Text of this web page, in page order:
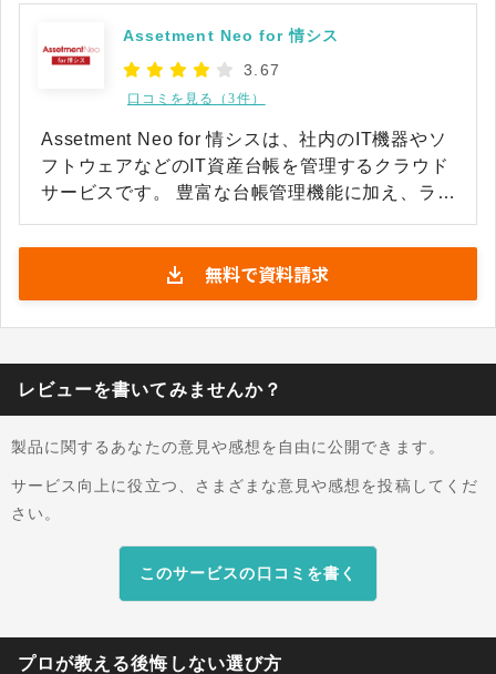
Assetment Neo for 情シス
3.67
口コミを見る（3件）
Assetment Neo for 情シスは、社内のIT機器やソ
フトウェアなどのIT資産台帳を管理するクラウド
サービスです。 豊富な台帳管理機能に加え、ラベ
し、Excel管理からの脱却を実現します。 台帳を
ベースにしたワークフロー連携により、機器ごと
の問い合わせ内容を確認できる社内ヘルプデスク
機能を実現。 クラウドライセンス管理において
能にします。 【こんなことができます】 [1] IT資
産の台帳管理 IT機器やソフトウェアなどのIT資
スク ワークフローを活用して社内ヘルプデスク
の情報を一元化 [3] クラウドライセンス管理 機
器と紐づけた適正な管理でセキュリティリスクを
無料で資料請求
レビューを書いてみませんか？
製品に関するあなたの意見や感想を自由に公開できます。
サービス向上に役立つ、さまざまな意見や感想を投稿してくだ
さい。
このサービスの口コミを書く
プロが教える後悔しない選び方